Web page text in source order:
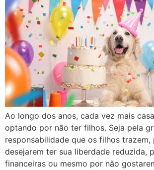
Ao longo dos anos, cada vez mais
optando por não ter filhos. Seja pela
responsabilidade que os filhos trazem,
desejarem ter sua liberdade reduzida,
financeiras ou mesmo por não